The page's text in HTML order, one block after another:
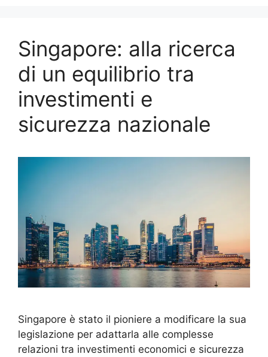
Singapore: alla ricerca
di un equilibrio tra
investimenti e
sicurezza nazionale
Singapore è stato il pioniere a modificare la sua
legislazione per adattarla alle complesse
relazioni tra investimenti economici e sicurezza